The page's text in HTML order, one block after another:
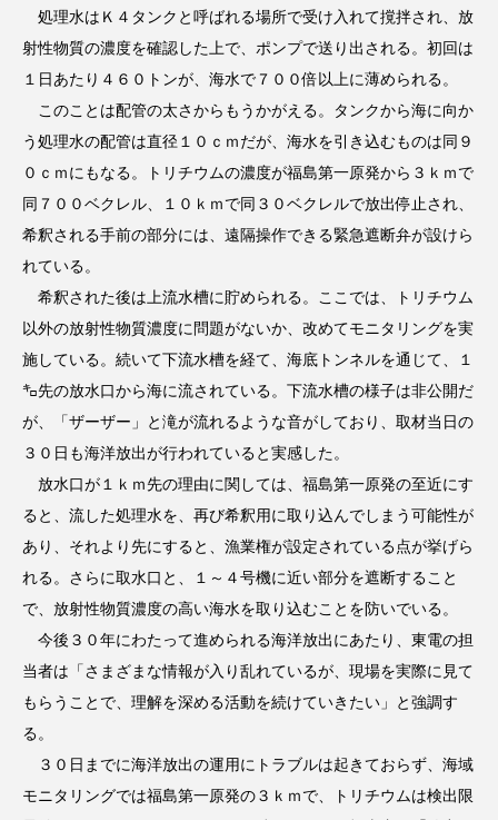
処理水はＫ４タンクと呼ばれる場所で受け入れて撹拌され、放
射性物質の濃度を確認した上で、ポンプで送り出される。初回は
１日あたり４６０トンが、海水で７００倍以上に薄められる。
このことは配管の太さからもうかがえる。タンクから海に向か
う処理水の配管は直径１０ｃｍだが、海水を引き込むものは同９
０ｃｍにもなる。トリチウムの濃度が福島第一原発から３ｋｍで
同７００ベクレル、１０ｋｍで同３０ベクレルで放出停止され、
希釈される手前の部分には、遠隔操作できる緊急遮断弁が設けら
れている。
希釈された後は上流水槽に貯められる。ここでは、トリチウム
以外の放射性物質濃度に問題がないか、改めてモニタリングを実
施している。続いて下流水槽を経て、海底トンネルを通じて、１
㌔先の放水口から海に流されている。下流水槽の様子は非公開だ
が、「ザーザー」と滝が流れるような音がしており、取材当日の
３０日も海洋放出が行われていると実感した。
放水口が１ｋｍ先の理由に関しては、福島第一原発の至近にす
ると、流した処理水を、再び希釈用に取り込んでしまう可能性が
あり、それより先にすると、漁業権が設定されている点が挙げら
れる。さらに取水口と、１～４号機に近い部分を遮断すること
で、放射性物質濃度の高い海水を取り込むことを防いでいる。
今後３０年にわたって進められる海洋放出にあたり、東電の担
当者は「さまざまな情報が入り乱れているが、現場を実際に見て
もらうことで、理解を深める活動を続けていきたい」と強調す
る。
３０日までに海洋放出の運用にトラブルは起きておらず、海域
モニタリングでは福島第一原発の３ｋｍで、トリチウムは検出限